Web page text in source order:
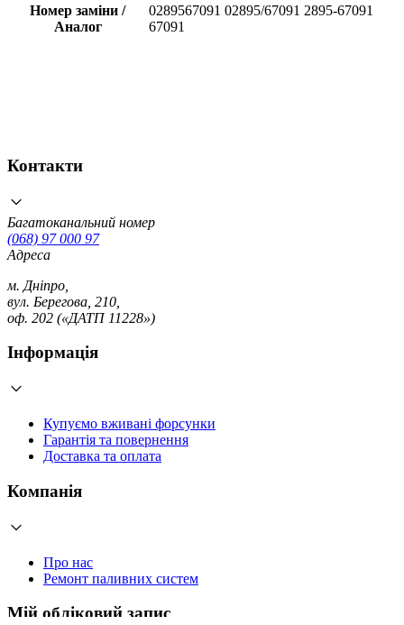
Номер заміни /
Аналог
0289567091 02895/67091 2895-67091
67091
Контакти
Багатоканальний номер
(068) 97 000 97
Адреса
м. Дніпро,
вул. Берегова, 210,
оф. 202 («ДАТП 11228»)
Інформація
Купуємо вживані форсунки
Гарантія та повернення
Доставка та оплата
Компанія
Про нас
Ремонт паливних систем
Мій обліковий запис